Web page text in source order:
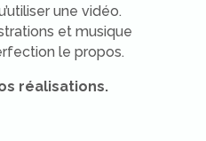
une vidéo.
et musique
le propos.
réalisations.